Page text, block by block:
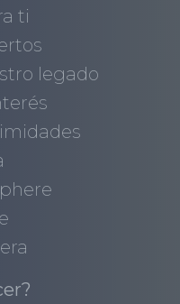
ti
legado